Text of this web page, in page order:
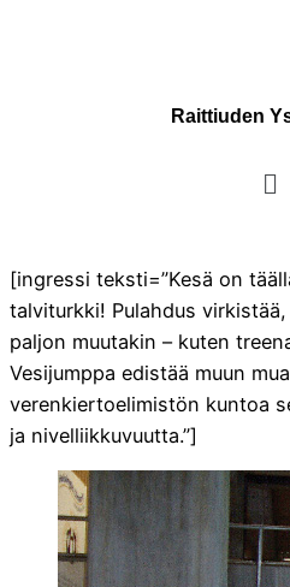
Raittiuden
[ingressi teksti=”Kesä on
talviturkki! Pulahdus
paljon muutakin – kuten
Vesijumppa edistää muun
verenkiertoelimistön kuntoa
ja nivelliikkuvuutta.”]